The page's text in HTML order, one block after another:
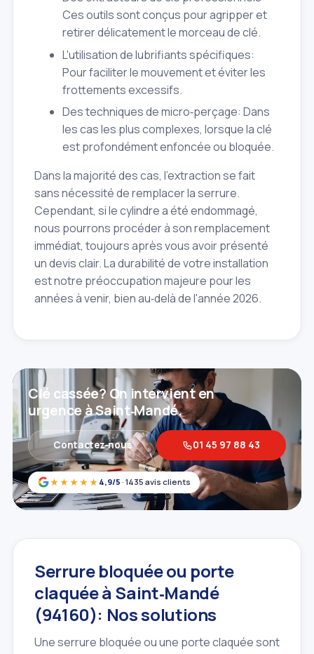
Ces outils sont conçus pour agripper et
retirer délicatement le morceau de clé.
L'utilisation de lubrifiants spécifiques:
Pour faciliter le mouvement et éviter les
frottements excessifs.
Des techniques de micro‑perçage: Dans
les cas les plus complexes, lorsque la clé
est profondément enfoncée ou bloquée.
Dans la majorité des cas, l'extraction se fait
sans nécessité de remplacer la serrure.
Cependant, si le cylindre a été endommagé,
nous pourrons procéder à son remplacement
immédiat, toujours après vous avoir présenté
un devis clair. La durabilité de votre installation
est notre préoccupation majeure pour les
années à venir, bien au‑delà de l'année 2026.
★★★★★ 4,9/5 · 1435 avis clients
Clé cassée? On intervient en
urgence à Saint‑Mandé.
Contactez‑nous 01 45 97 88 43
Serrure bloquée ou porte
claquée à Saint‑Mandé
(94160): Nos solutions
Une serrure bloquée ou une porte claquée sont